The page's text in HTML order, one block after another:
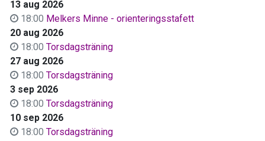
13 aug 2026
18:00 Melkers Minne - orienteringsstafett
20 aug 2026
18:00 Torsdagsträning
27 aug 2026
18:00 Torsdagsträning
3 sep 2026
18:00 Torsdagsträning
10 sep 2026
18:00 Torsdagsträning